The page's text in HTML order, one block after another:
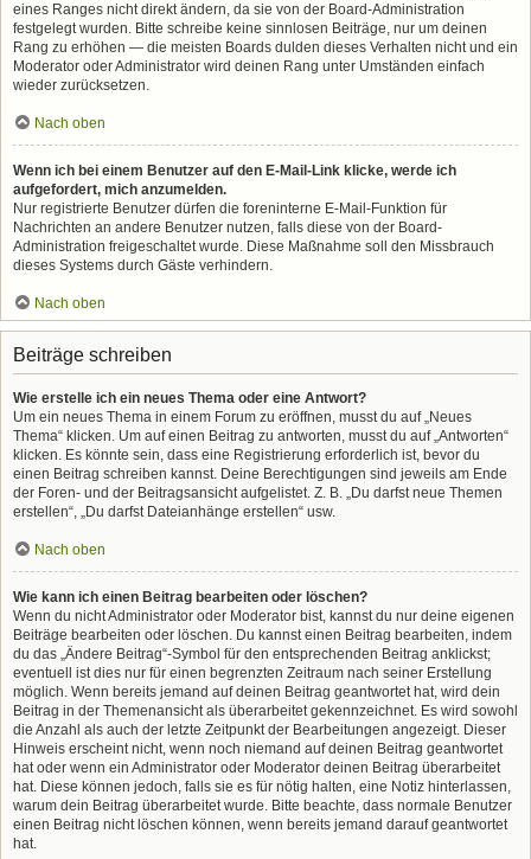
eines Ranges nicht direkt ändern, da sie von der Board-Administration
festgelegt wurden. Bitte schreibe keine sinnlosen Beiträge, nur um deinen
Rang zu erhöhen — die meisten Boards dulden dieses Verhalten nicht und ein
Moderator oder Administrator wird deinen Rang unter Umständen einfach
wieder zurücksetzen.
Nach oben
Wenn ich bei einem Benutzer auf den E-Mail-Link klicke, werde ich
aufgefordert, mich anzumelden.
Nur registrierte Benutzer dürfen die foreninterne E-Mail-Funktion für
Nachrichten an andere Benutzer nutzen, falls diese von der Board-
Administration freigeschaltet wurde. Diese Maßnahme soll den Missbrauch
dieses Systems durch Gäste verhindern.
Nach oben
Beiträge schreiben
Wie erstelle ich ein neues Thema oder eine Antwort?
Um ein neues Thema in einem Forum zu eröffnen, musst du auf „Neues
Thema“ klicken. Um auf einen Beitrag zu antworten, musst du auf „Antworten“
klicken. Es könnte sein, dass eine Registrierung erforderlich ist, bevor du
einen Beitrag schreiben kannst. Deine Berechtigungen sind jeweils am Ende
der Foren- und der Beitragsansicht aufgelistet. Z. B. „Du darfst neue Themen
erstellen“, „Du darfst Dateianhänge erstellen“ usw.
Nach oben
Wie kann ich einen Beitrag bearbeiten oder löschen?
Wenn du nicht Administrator oder Moderator bist, kannst du nur deine eigenen
Beiträge bearbeiten oder löschen. Du kannst einen Beitrag bearbeiten, indem
du das „Ändere Beitrag“-Symbol für den entsprechenden Beitrag anklickst;
eventuell ist dies nur für einen begrenzten Zeitraum nach seiner Erstellung
möglich. Wenn bereits jemand auf deinen Beitrag geantwortet hat, wird dein
Beitrag in der Themenansicht als überarbeitet gekennzeichnet. Es wird sowohl
die Anzahl als auch der letzte Zeitpunkt der Bearbeitungen angezeigt. Dieser
Hinweis erscheint nicht, wenn noch niemand auf deinen Beitrag geantwortet
hat oder wenn ein Administrator oder Moderator deinen Beitrag überarbeitet
hat. Diese können jedoch, falls sie es für nötig halten, eine Notiz hinterlassen,
warum dein Beitrag überarbeitet wurde. Bitte beachte, dass normale Benutzer
einen Beitrag nicht löschen können, wenn bereits jemand darauf geantwortet
hat.